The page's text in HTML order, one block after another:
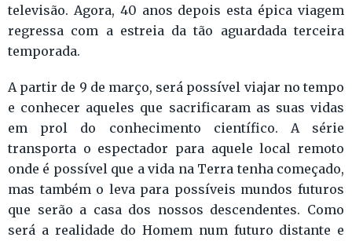
televisão. Agora, 40 anos depois esta épica viagem
regressa com a estreia da tão aguardada terceira
temporada.
A partir de 9 de março, será possível viajar no tempo
e conhecer aqueles que sacrificaram as suas vidas
em prol do conhecimento científico. A série
transporta o espectador para aquele local remoto
onde é possível que a vida na Terra tenha começado,
mas também o leva para possíveis mundos futuros
que serão a casa dos nossos descendentes. Como
será a realidade do Homem num futuro distante e